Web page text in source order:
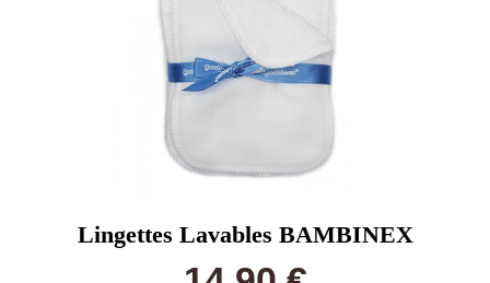
Lingettes Lavables BAMBINEX